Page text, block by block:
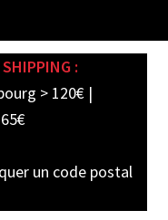
child
:
> 120€ |
un code postal